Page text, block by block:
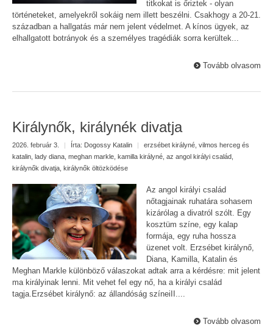
titkokat is őriztek - olyan
történeteket, amelyekről sokáig nem illett beszélni. Csakhogy a 20-21.
században a hallgatás már nem jelent védelmet. A kínos ügyek, az
elhallgatott botrányok és a személyes tragédiák sorra kerültek...
Tovább olvasom
Királynők, királynék divatja
2026. február 3. | Írta: Dogossy Katalin | erzsébet királyné vilmos herceg és
katalin lady diana meghan markle kamilla királyné az angol királyi család
királynők divatja királynők öltözködése
Az angol királyi család
nőtagjainak ruhatára sohasem
kizárólag a divatról szólt. Egy
kosztüm színe, egy kalap
formája, egy ruha hossza
üzenet volt. Erzsébet királynő,
Diana, Kamilla, Katalin és
Meghan Markle különböző válaszokat adtak arra a kérdésre: mit jelent
ma királyinak lenni. Mit vehet fel egy nő, ha a királyi család
tagja.Erzsébet királynő: az állandóság színeiII....
Tovább olvasom